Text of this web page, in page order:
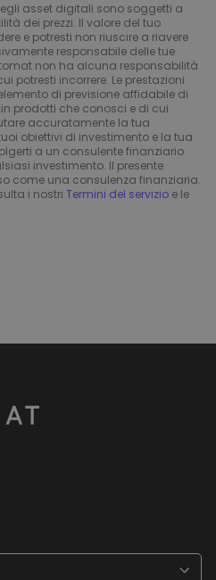
asset digitali sono soggetti a
dei prezzi. Il valore del tuo
e potresti non riuscire a riavere
responsabile delle tue
non ha alcuna responsabilità
potresti incorrere. Le prestazioni
di previsione affidabile di
prodotti che conosci e di cui
accuratamente la tua
obiettivi di investimento e la tua
a un consulente finanziario
investimento. Il presente
come una consulenza finanziaria.
i nostri Termini del servizio e le